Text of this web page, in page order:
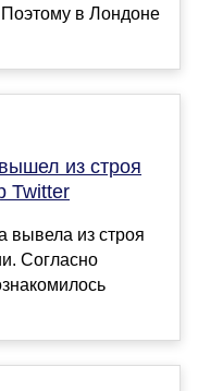
Поэтому в Лондоне
из строя
Twitter
вывела из строя
Согласно